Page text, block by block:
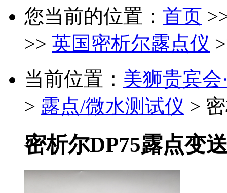
您当前的位置： 首页
>> 英国密析尔露点仪
当前位置： 美狮贵宾会·(
> 露点/微水测试仪 >
密析尔DP75露点变